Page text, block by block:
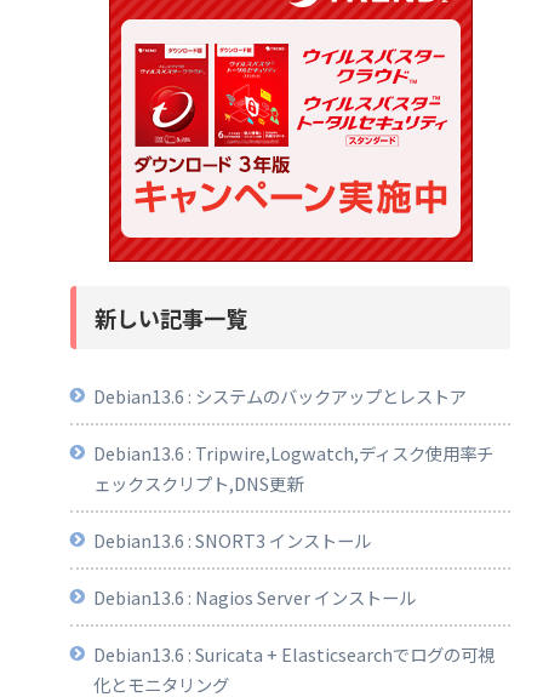
新しい記事一覧
Debian13.6 : システムのバックアップとレストア
Debian13.6 : Tripwire,Logwatch,ディスク使用率チ
ェックスクリプト,DNS更新
Debian13.6 : SNORT3 インストール
Debian13.6 : Nagios Server インストール
Debian13.6 : Suricata + Elasticsearchでログの可視
化とモニタリング